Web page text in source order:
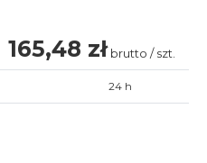
165,48 zł brutto / szt.
24 h